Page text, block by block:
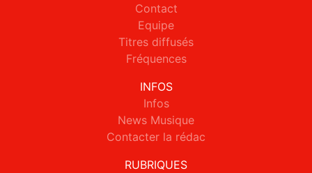
Contact
Equipe
Titres diffusés
Fréquences
INFOS
Infos
News Musique
Contacter la rédac
RUBRIQUES